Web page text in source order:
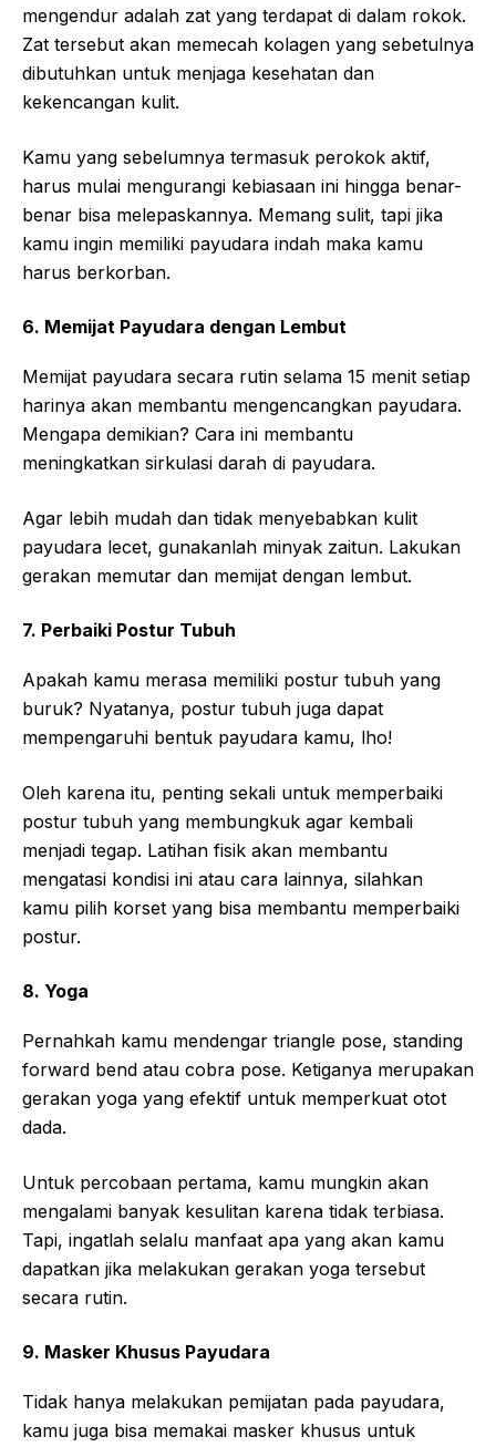
mengendur adalah zat yang terdapat di dalam rokok.
Zat tersebut akan memecah kolagen yang sebetulnya
dibutuhkan untuk menjaga kesehatan dan
kekencangan kulit.
Kamu yang sebelumnya termasuk perokok aktif,
harus mulai mengurangi kebiasaan ini hingga benar-
benar bisa melepaskannya. Memang sulit, tapi jika
kamu ingin memiliki payudara indah maka kamu
harus berkorban.
6. Memijat Payudara dengan Lembut
Memijat payudara secara rutin selama 15 menit setiap
harinya akan membantu mengencangkan payudara.
Mengapa demikian? Cara ini membantu
meningkatkan sirkulasi darah di payudara.
Agar lebih mudah dan tidak menyebabkan kulit
payudara lecet, gunakanlah minyak zaitun. Lakukan
gerakan memutar dan memijat dengan lembut.
7. Perbaiki Postur Tubuh
Apakah kamu merasa memiliki postur tubuh yang
buruk? Nyatanya, postur tubuh juga dapat
mempengaruhi bentuk payudara kamu, lho!
Oleh karena itu, penting sekali untuk memperbaiki
postur tubuh yang membungkuk agar kembali
menjadi tegap. Latihan fisik akan membantu
mengatasi kondisi ini atau cara lainnya, silahkan
kamu pilih korset yang bisa membantu memperbaiki
postur.
8. Yoga
Pernahkah kamu mendengar triangle pose, standing
forward bend atau cobra pose. Ketiganya merupakan
gerakan yoga yang efektif untuk memperkuat otot
dada.
Untuk percobaan pertama, kamu mungkin akan
mengalami banyak kesulitan karena tidak terbiasa.
Tapi, ingatlah selalu manfaat apa yang akan kamu
dapatkan jika melakukan gerakan yoga tersebut
secara rutin.
9. Masker Khusus Payudara
Tidak hanya melakukan pemijatan pada payudara,
kamu juga bisa memakai masker khusus untuk